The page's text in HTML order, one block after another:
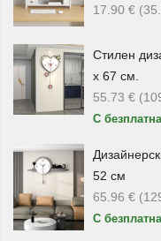
аксесоари
За ежедневна грижа
козметично
Touch бутон,
козметичка с
които могат да се
ежедневието.
Сред
полуавтоматичен
17.90 €
Стилен
х 67 см.
55.73 €
С
52 см
65.96 €
С